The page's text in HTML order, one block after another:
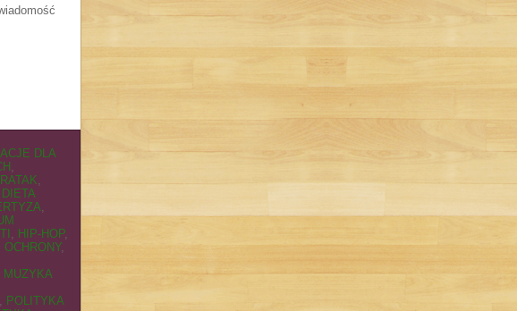
DLA
,
,
DIETA
,
, HIP-HOP,
OCHRONY,
MUZYKA
, POLITYKA